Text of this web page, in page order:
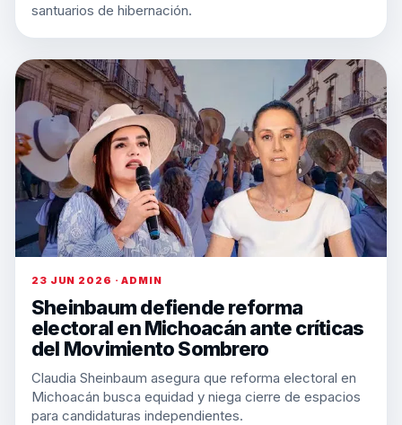
santuarios de hibernación.
23 JUN 2026 · ADMIN
Sheinbaum defiende reforma
electoral en Michoacán ante críticas
del Movimiento Sombrero
Claudia Sheinbaum asegura que reforma electoral en
Michoacán busca equidad y niega cierre de espacios
para candidaturas independientes.